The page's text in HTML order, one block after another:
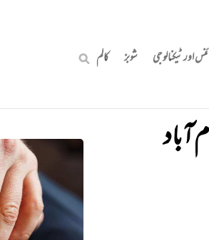
اور ٹیکنالوجی شوبز کالم
آباد